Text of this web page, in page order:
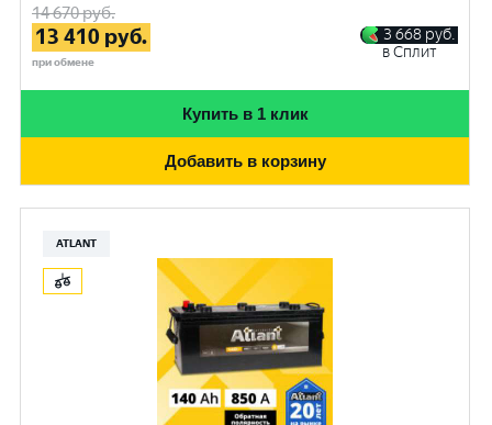
14 670руб.
13 410 руб.
при обмене
3 668 руб.
в Сплит
Купить в 1 клик
Добавить в корзину
ATLANT